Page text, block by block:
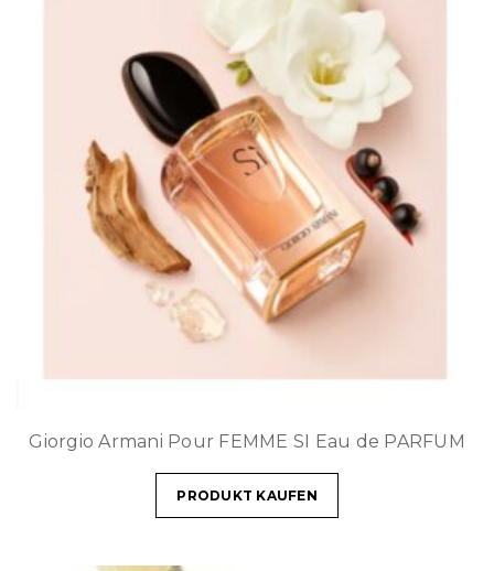
Giorgio Armani Pour FEMME SI Eau de PARFUM
PRODUKT KAUFEN